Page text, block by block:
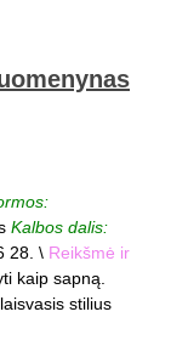
Kalbos dalis:
28. \ Reikšmė ir
kaip sapną.
laisvasis stilius